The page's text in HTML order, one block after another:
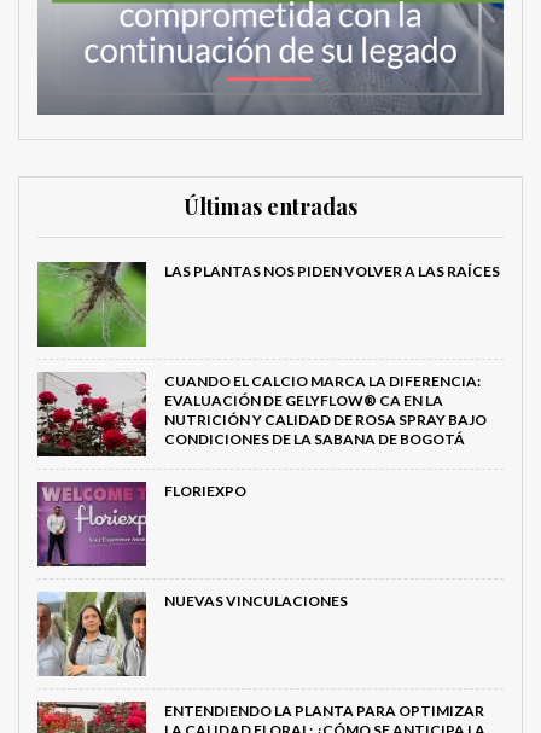
Últimas entradas
LAS PLANTAS NOS PIDEN VOLVER A LAS RAÍCES
CUANDO EL CALCIO MARCA LA DIFERENCIA:
EVALUACIÓN DE GELYFLOW® CA EN LA
NUTRICIÓN Y CALIDAD DE ROSA SPRAY BAJO
CONDICIONES DE LA SABANA DE BOGOTÁ
FLORIEXPO
NUEVAS VINCULACIONES
ENTENDIENDO LA PLANTA PARA OPTIMIZAR